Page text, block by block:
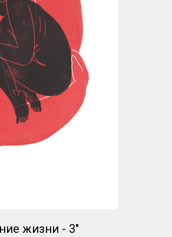
жизни - 3"